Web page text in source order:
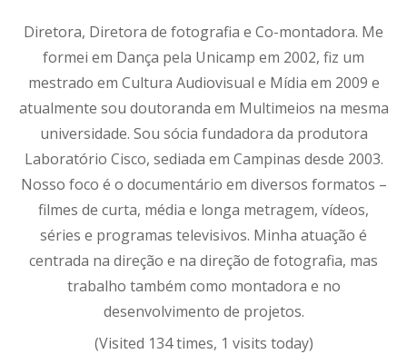
Diretora, Diretora de fotografia e Co-montadora. Me
formei em Dança pela Unicamp em 2002, fiz um
mestrado em Cultura Audiovisual e Mídia em 2009 e
atualmente sou doutoranda em Multimeios na mesma
universidade. Sou sócia fundadora da produtora
Laboratório Cisco, sediada em Campinas desde 2003.
Nosso foco é o documentário em diversos formatos –
filmes de curta, média e longa metragem, vídeos,
séries e programas televisivos. Minha atuação é
centrada na direção e na direção de fotografia, mas
trabalho também como montadora e no
desenvolvimento de projetos.
(Visited 134 times, 1 visits today)